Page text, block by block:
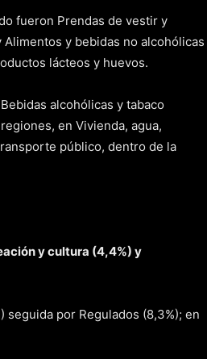
fueron Prendas de vestir y
y bebidas no alcohólicas
lácteos y huevos.
alcohólicas y tabaco
en Vivienda, agua,
público, dentro de la
y cultura (4,4%) y
por Regulados (8,3%); en